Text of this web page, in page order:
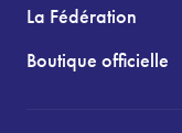
La Fédération
Boutique officielle